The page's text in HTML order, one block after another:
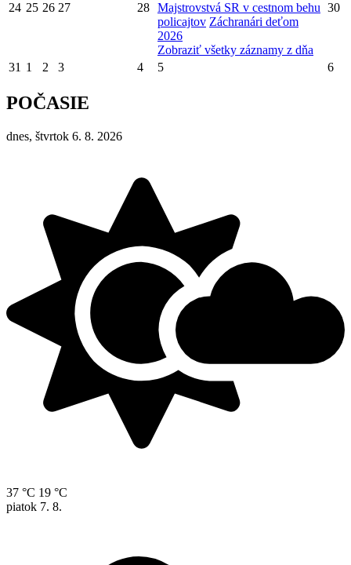
24 25 26 27 28 Majstrovstvá SR v cestnom behu
policajtov Záchranári deťom
2026
Zobraziť všetky záznamy z dňa
30
31 1 2 3 4 5 6
POČASIE
dnes, štvrtok 6. 8. 2026
37 °C 19 °C
piatok 7. 8.